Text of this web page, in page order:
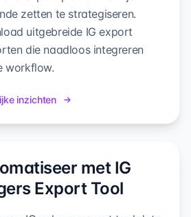
zetten te strategiseren.
uitgebreide IG export
die naadloos integreren
workflow.
inzichten
met IG
Export Tool